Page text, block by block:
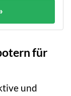
für
und